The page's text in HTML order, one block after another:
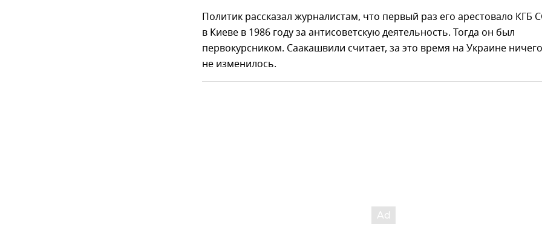
Политик рассказал журналистам, что первый раз его арестовало КГБ
в Киеве в 1986 году за антисоветскую деятельность. Тогда он был
первокурсником. Саакашвили считает, за это время на Украине ничего
не изменилось.